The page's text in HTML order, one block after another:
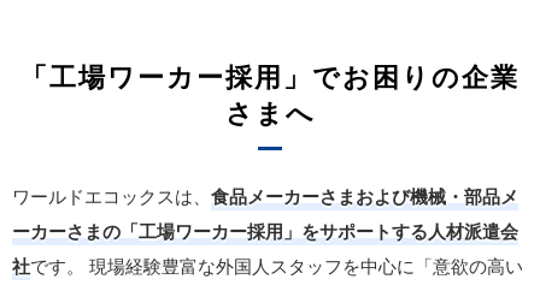
「工場ワーカー採用」でお困りの企業
さまへ
ワールドエコックスは、 食品メーカーさまおよび機械・部品メ
ーカーさまの「工場ワーカー採用」をサポートする人材派遣会
社です。
現場経験豊富な外国人スタッフを中心に「意欲の高い